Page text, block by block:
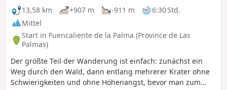
13,58 km
+907 m -911 m
6:30 Std.
Mittel
Start in Fuencaliente de la Palma (Province de Las
Palmas)
Der größte Teil der Wanderung ist einfach: zunächst ein
Weg durch den Wald, dann entlang mehrerer Krater ohne
Schwierigkeiten und ohne Höhenangst, bevor man zum